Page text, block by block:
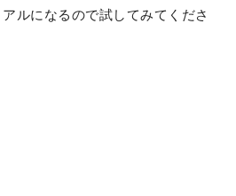
ルになるので試してみてくださ